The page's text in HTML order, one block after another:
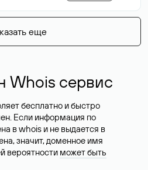
еще
Whois сервис
бесплатно и быстро
Если информация по
в whois и не выдается в
значит, доменное имя
вероятности может быть